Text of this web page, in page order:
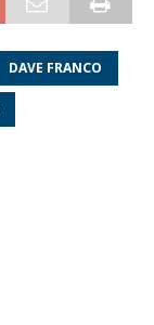
DAVE FRANCO